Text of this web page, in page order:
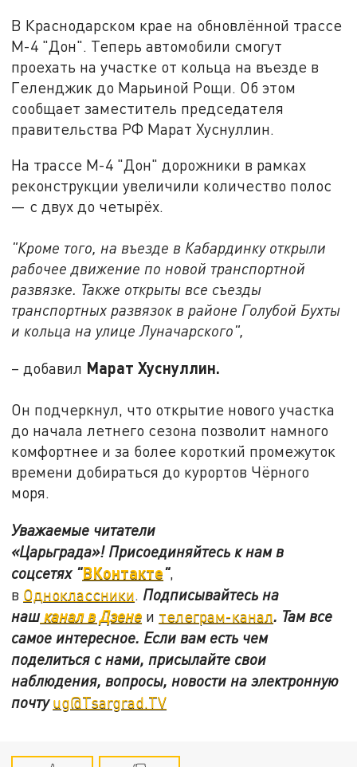
В Краснодарском крае на обновлённой трассе
М-4 "Дон". Теперь автомобили смогут
проехать на участке от кольца на въезде в
Геленджик до Марьиной Рощи. Об этом
сообщает заместитель председателя
правительства РФ Марат Хуснуллин.
На трассе М-4 "Дон" дорожники в рамках
реконструкции увеличили количество полос
— с двух до четырёх.
"Кроме того, на въезде в Кабардинку открыли
рабочее движение по новой транспортной
развязке. Также открыты все съезды
транспортных развязок в районе Голубой Бухты
и кольца на улице Луначарского",
– добавил Марат Хуснуллин.
Он подчеркнул, что открытие нового участка
до начала летнего сезона позволит намного
комфортнее и за более короткий промежуток
времени добираться до курортов Чёрного
моря.
Уважаемые читатели
«Царьграда»! Присоединяйтесь к нам в
соцсетях "ВКонтакте",
в Одноклассники. Подписывайтесь на
нашканал в Дзене и телеграм-канал. Там все
самое интересное. Если вам есть чем
поделиться с нами, присылайте свои
наблюдения, вопросы, новости на электронную
почтуug@Tsargrad.TV